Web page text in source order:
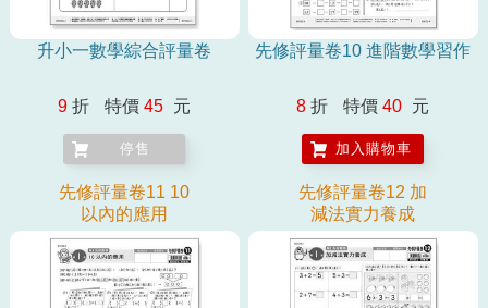
升小一數學綜合評量卷
9 折 特價 45 元
停售
先修評量卷10 進階數學習作
8 折 特價 40 元
加入購物車
先修評量卷11 10
以內的應用
先修評量卷12 加
減法實力養成